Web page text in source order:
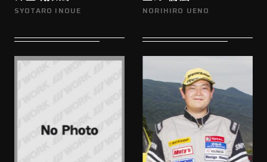
SYOTARO INOUE NORIHIRO UENO